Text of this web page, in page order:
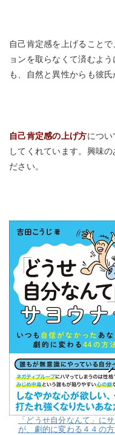
自己肯定感を上げること
ョンを取らなくて済むよ
も、自然と異性からも彼
自己肯定感の上げ方につ
してくれています。興味
ださい。
「どうせ自分なんて」に
が、劇的に変わる４４の